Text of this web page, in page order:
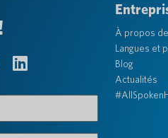
À propos
Langues et
Blog
Actualités